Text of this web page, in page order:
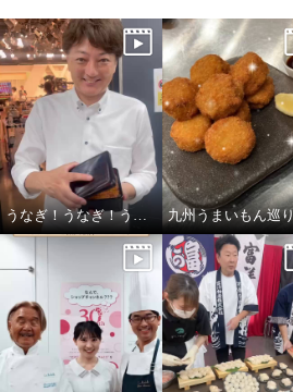
うなぎ！うなぎ！うなぎ！（しじみの味噌汁も人気）